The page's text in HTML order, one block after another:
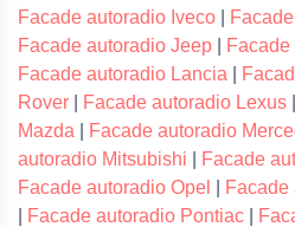
Facade autoradio Iveco
Facade autoradio Jeep
Facade autoradio Lancia
Rover
Facade autoradio Lexus
Mazda
Facade autoradio
autoradio Mitsubishi
Facade
Facade autoradio Opel
Facade
Facade autoradio Pontiac